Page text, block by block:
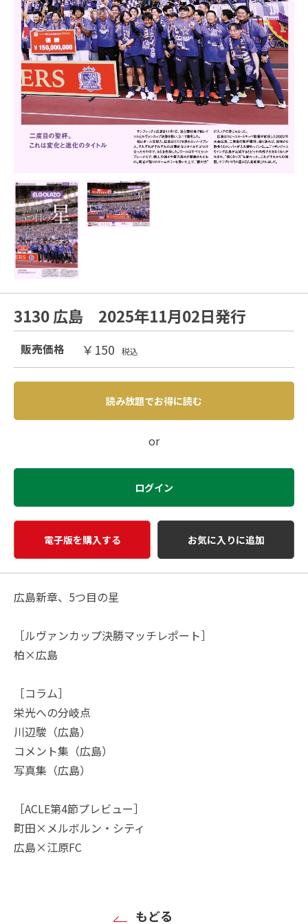
3130 広島 2025年11月02日発行
販売価格 ￥150 税込
読み放題でお得に読む
or
ログイン
電子版を購入する お気に入りに追加
広島新章、5つ目の星
［ルヴァンカップ決勝マッチレポート］
柏×広島
［コラム］
栄光への分岐点
川辺駿（広島）
コメント集（広島）
写真集（広島）
［ACLE第4節プレビュー］
町田×メルボルン・シティ
広島×江原FC
もどる